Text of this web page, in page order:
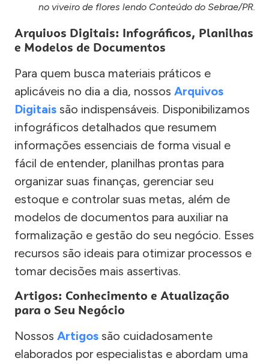
no viveiro de flores lendo Conteúdo do Sebrae/PR.
Arquivos Digitais: Infográficos, Planilhas
e Modelos de Documentos
Para quem busca materiais práticos e
aplicáveis no dia a dia, nossos Arquivos
Digitais são indispensáveis. Disponibilizamos
infográficos detalhados que resumem
informações essenciais de forma visual e
fácil de entender, planilhas prontas para
organizar suas finanças, gerenciar seu
estoque e controlar suas metas, além de
modelos de documentos para auxiliar na
formalização e gestão do seu negócio. Esses
recursos são ideais para otimizar processos e
tomar decisões mais assertivas.
Artigos: Conhecimento e Atualização
para o Seu Negócio
Nossos Artigos são cuidadosamente
elaborados por especialistas e abordam uma